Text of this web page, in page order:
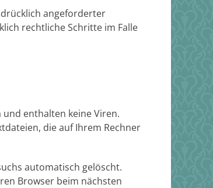
angeforderter
rechtliche Schritte im Falle
und enthalten keine Viren.
die auf Ihrem Rechner
automatisch gelöscht.
Browser beim nächsten